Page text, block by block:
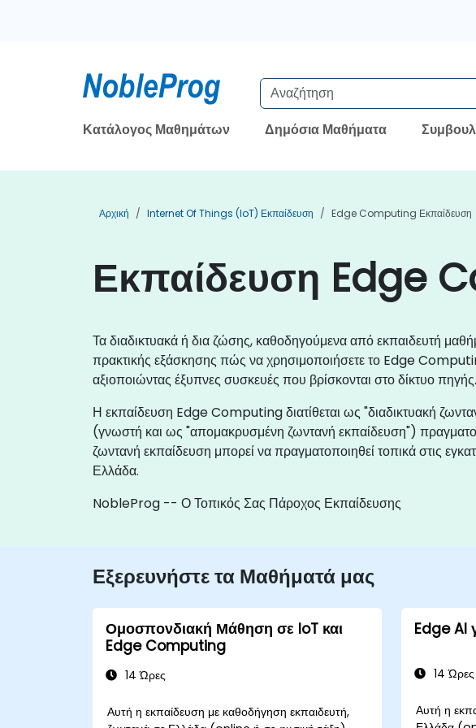
Κατάλογος Μαθημάτων Δημόσια Μαθήματα
Αρχική Internet Of Things (IoT) Εκπαίδευση Edge Computing Εκπαίδευση
Εκπαίδευση Edge
Τα διαδικτυακά ή δια ζώσης, καθοδηγούμενα από εκπαιδευτή
πρακτικής εξάσκησης πώς να χρησιμοποιήσετε το Edge
αξιοποιώντας έξυπνες συσκευές που βρίσκονται στο δίκτυο πηγής.
Η εκπαίδευση Edge Computing διατίθεται ως "διαδικτυακή
(γνωστή και ως "απομακρυσμένη ζωντανή εκπαίδευση")
ζωντανή εκπαίδευση μπορεί να πραγματοποιηθεί τοπικά στις
Ελλάδα.
NobleProg -- Ο Τοπικός Σας Πάροχος Εκπαίδευσης
Εξερευνήστε τα Μαθήματά μας
Ομοσπονδιακή Μάθηση σε IoT και
Edge Computing
14 Ώρες
Αυτή η εκπαίδευση με καθοδήγηση εκπαιδευτή,
Edge AI
14 Ώρες
Αυτή η